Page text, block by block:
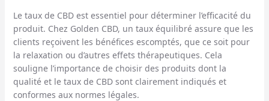
Le taux de CBD est essentiel pour déterminer l’efficacité du
produit. Chez Golden CBD, un taux équilibré assure que les
clients reçoivent les bénéfices escomptés, que ce soit pour
la relaxation ou d’autres effets thérapeutiques. Cela
souligne l’importance de choisir des produits dont la
qualité et le taux de CBD sont clairement indiqués et
conformes aux normes légales.